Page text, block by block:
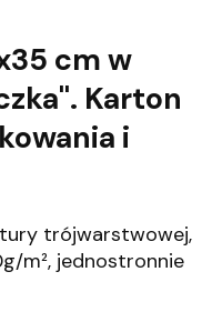
cm w
Karton
i
trójwarstwowej,
m², jednostronnie